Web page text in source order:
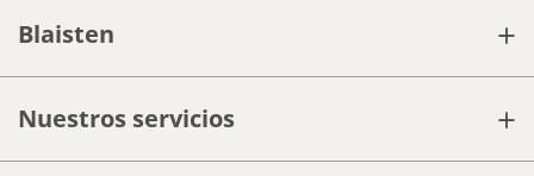
Blaisten +
Nuestros servicios +